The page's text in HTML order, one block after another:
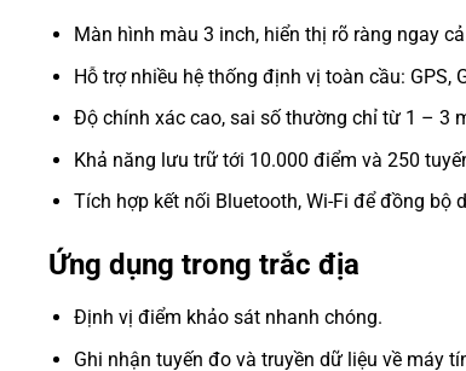
Màn hình màu 3 inch, hiển thị rõ ràng ngay
Hỗ trợ nhiều hệ thống định vị toàn cầu: GPS,
Độ chính xác cao, sai số thường chỉ từ 1 – 3
Khả năng lưu trữ tới 10.000 điểm và 250
Tích hợp kết nối Bluetooth, Wi-Fi để đồng bộ
Ứng dụng trong trắc địa
Định vị điểm khảo sát nhanh chóng.
Ghi nhận tuyến đo và truyền dữ liệu về máy